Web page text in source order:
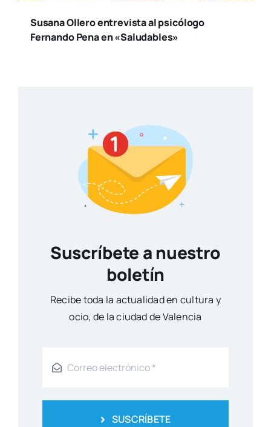
Susana Ollero entrevista al psicólogo
Fernando Pena en «Saludables»
Suscríbete a nuestro
boletín
Reci­be toda la actua­li­dad en cul­tu­ra y
ocio, de la ciu­dad de Valen­cia
SUSCRÍBETE